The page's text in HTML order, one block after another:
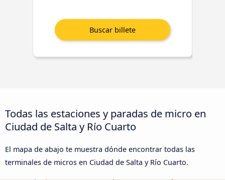
Todas las estaciones y paradas de micro en
Ciudad de Salta y Río Cuarto
El mapa de abajo te muestra dónde encontrar todas las
terminales de micros en Ciudad de Salta y Río Cuarto.